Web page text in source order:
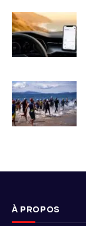
À PROPOS